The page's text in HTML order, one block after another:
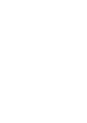
revela estudo
no cancro da
doentes não